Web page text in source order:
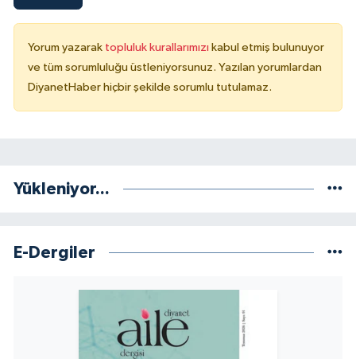
Yorum yazarak topluluk kurallarımızı kabul etmiş bulunuyor
ve tüm sorumluluğu üstleniyorsunuz. Yazılan yorumlardan
DiyanetHaber hiçbir şekilde sorumlu tutulamaz.
Yükleniyor...
E-Dergiler
Gümüşhane Müftülüğü
Hakkari Müftülüğü
Hatay Müftülüğü
İzmir Müftülüğü
Karabük Müftülüğü